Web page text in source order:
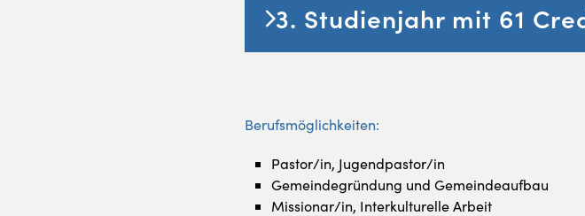
3. Studienjahr mit 61
Berufsmöglichkeiten:
Pastor/in, Jugendpastor/in
Gemeindegründung und Gemeindeaufbau
Missionar/in, Interkulturelle Arbeit